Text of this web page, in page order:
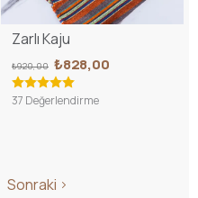
Zarlı Kaju
₺920,00 ₺828,00
37 Değerlendirme
Sonraki